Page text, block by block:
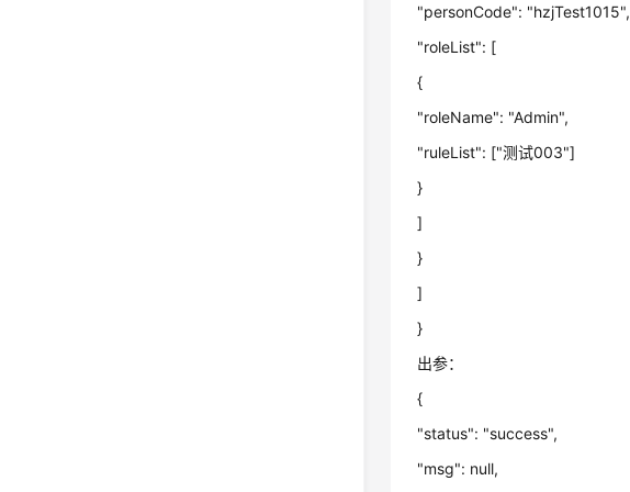
"personCode": "hzjTest1015",
"roleList": [
{
"roleName": "Admin",
"ruleList": ["测试003"]
}
]
}
]
}
出参：
{
"status": "success",
"msg": null,